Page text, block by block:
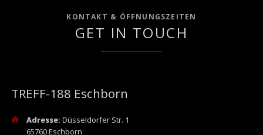
KONTAKT & ÖFFNUNGSZEITEN
GET IN TOUCH
TREFF-188 Eschborn
Adresse: Düsseldorfer Str. 1
65760 Eschborn